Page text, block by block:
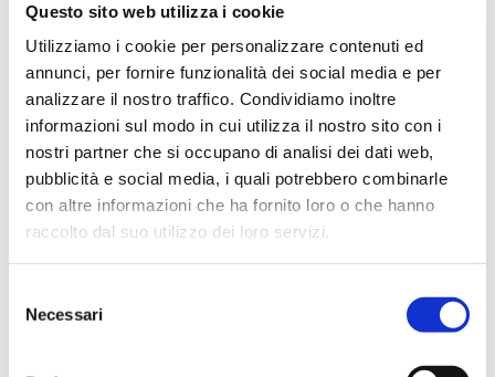
Questo sito web utilizza i cookie
Utilizziamo i cookie per personalizzare contenuti ed
annunci, per fornire funzionalità dei social media e per
analizzare il nostro traffico. Condividiamo inoltre
informazioni sul modo in cui utilizza il nostro sito con i
nostri partner che si occupano di analisi dei dati web,
pubblicità e social media, i quali potrebbero combinarle
con altre informazioni che ha fornito loro o che hanno
raccolto dal suo utilizzo dei loro servizi.
delNecessari
Dopo una serie di scatti ricordo, il
nostro viaggio ha proseguito
verso il meravigliosoParco
Nazionale Pyhä Luosto. Qui la
natura è l’unica vera
protagonista, lo sguardo si perde
davanti all’immensità delle